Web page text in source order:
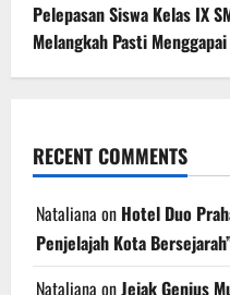
Pelepasan Siswa Kelas IX
Melangkah Pasti
RECENT COMMENTS
Nataliana on Hotel Duo
Penjelajah Kota
Nataliana onJejak Genius